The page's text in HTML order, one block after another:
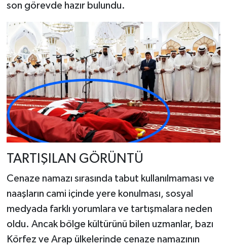
son görevde hazır bulundu.
TARTIŞILAN GÖRÜNTÜ
Cenaze namazı sırasında tabut kullanılmaması ve
naaşların cami içinde yere konulması, sosyal
medyada farklı yorumlara ve tartışmalara neden
oldu. Ancak bölge kültürünü bilen uzmanlar, bazı
Körfez ve Arap ülkelerinde cenaze namazının